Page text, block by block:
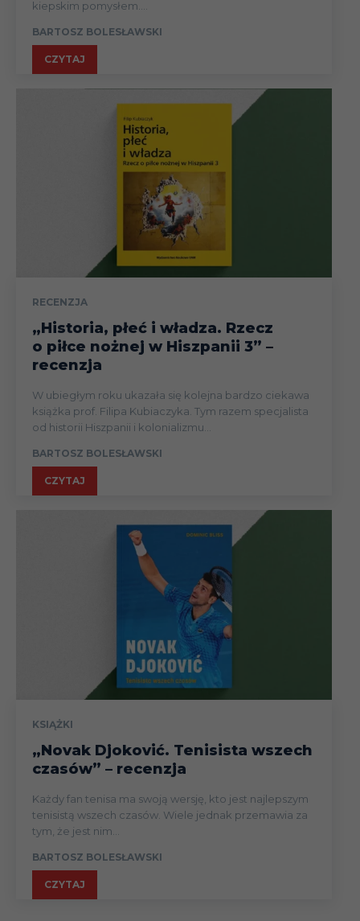
kiepskim pomysłem....
BARTOSZ BOLESŁAWSKI
CZYTAJ
RECENZJA
„Historia, płeć i władza. Rzecz
o piłce nożnej w Hiszpanii 3” –
recenzja
W ubiegłym roku ukazała się kolejna bardzo ciekawa
książka prof. Filipa Kubiaczyka. Tym razem specjalista
od historii Hiszpanii i kolonializmu...
BARTOSZ BOLESŁAWSKI
CZYTAJ
KSIĄŻKI
„Novak Djoković. Tenisista wszech
czasów” – recenzja
Każdy fan tenisa ma swoją wersję, kto jest najlepszym
tenisistą wszech czasów. Wiele jednak przemawia za
tym, że jest nim...
BARTOSZ BOLESŁAWSKI
CZYTAJ